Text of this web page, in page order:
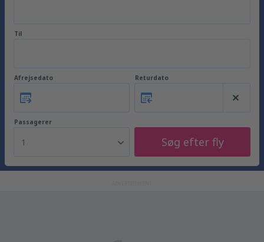
Til
Afrejsedato Returdato
Passagerer
1 Søg efter fly